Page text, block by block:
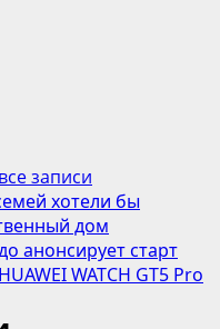
записи
хотели бы
дом
анонсирует старт
WATCH GT5 Pro